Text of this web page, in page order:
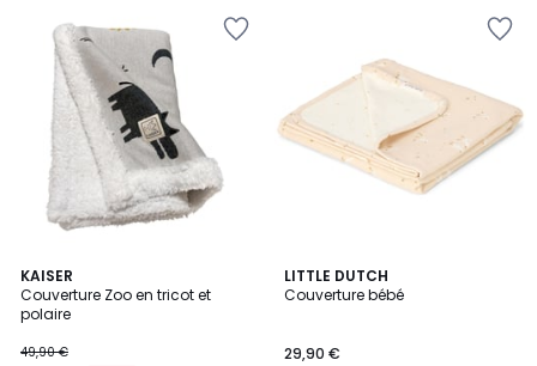
KAISER
Couverture Zoo en tricot et
polaire
49,90 €
LITTLE DUTCH
Couverture bébé
29,90 €